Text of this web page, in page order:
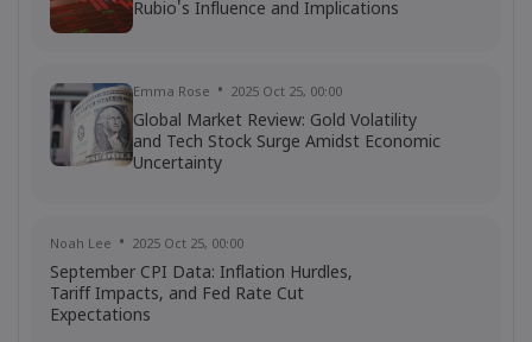
Rubio's Influence and Implications
Emma Rose 2025 Oct 25, 00:00
Global Market Review: Gold Volatility
and Tech Stock Surge Amidst Economic
Uncertainty
Noah Lee 2025 Oct 25, 00:00
September CPI Data: Inflation Hurdles,
Tariff Impacts, and Fed Rate Cut
Expectations